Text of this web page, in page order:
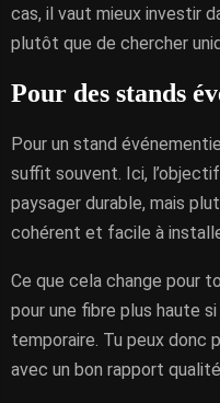
cas, il vaut mieux investir
plutôt que de chercher
Pour des stands
Pour un stand
suffit souvent. Ici,
paysager durable, mais
cohérent et facile à
Ce que cela change pour
pour une fibre plus haute
temporaire. Tu peux donc
avec un bon rapport